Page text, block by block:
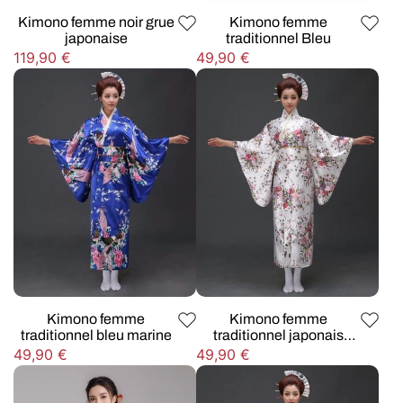
Kimono femme noir grue
japonaise
Prix
habituel
119,90 €
Kimono femme
traditionnel Bleu
Prix
habituel
49,90 €
Kimono femme
traditionnel bleu marine
Prix
habituel
49,90 €
Kimono femme
traditionnel japonais
Prix
habituel
49,90 €